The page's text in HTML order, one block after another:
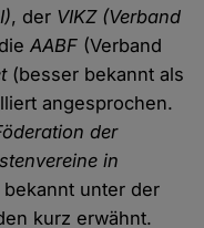
, der VIKZ (Verband
AABF (Verband
(besser bekannt als
angesprochen.
der
in
unter der
kurz erwähnt.